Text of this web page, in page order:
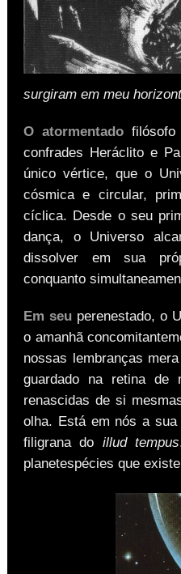
surgiram em meu
O atormentado
confrades Heráclito e
único vértice, que o
cósmica e circular,
cíclica. Desde o seu
dança, o Universo
dissolver em sua
conquanto
Em seu perenestado, o
o amanhã
nossas lembranças
guardado na retina de
renascidas de si
olha. Está em nós a sua
filigrana do illud tempus
planetespécies que